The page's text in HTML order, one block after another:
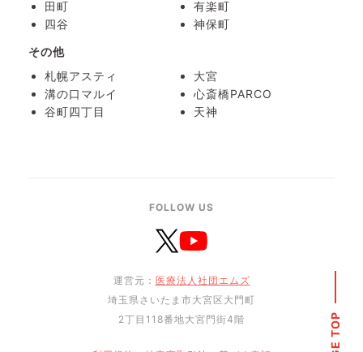
田町
有楽町
四谷
神保町
その他
札幌アスティ
大宮
溝の口マルイ
心斎橋PARCO
谷町四丁目
天神
FOLLOW US
運営元： 医療法人社団エムズ
埼玉県さいたま市大宮区大門町
2丁目118番地大宮門街4階